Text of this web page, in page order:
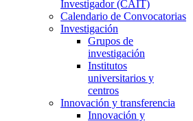
Investigador (CAIT)
Calendario de Convocatorias
Investigación
Grupos de
investigación
Institutos
universitarios y
centros
Innovación y transferencia
Innovación y